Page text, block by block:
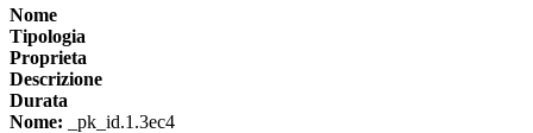
Nome
Tipologia
Proprieta
Descrizione
Durata
Nome: _pk_id.1.3ec4